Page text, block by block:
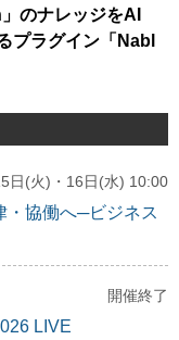
のナレッジをAI
プラグイン「Nabl
日(火)・16日(水) 10:00
・協働へ─ビジネス
開催終了
LIVE